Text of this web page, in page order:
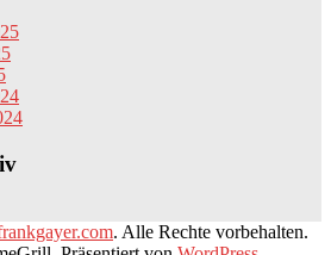
. Alle Rechte vorbehalten.